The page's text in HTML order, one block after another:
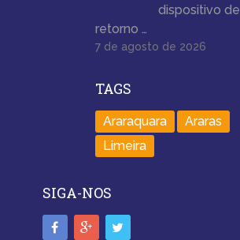
dispositivo de
retorno …
7 de agosto de 2026
TAGS
Araraquara
Araras
Limeira
SIGA-NOS